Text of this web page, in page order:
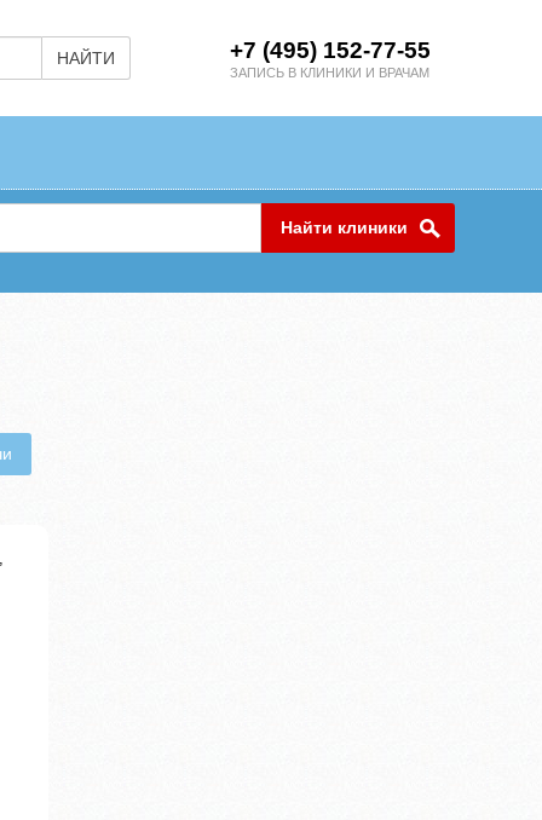
НАЙТИ +7 (495) 152-77-55
ЗАПИСЬ В КЛИНИКИ И ВРАЧАМ
Найти клиники